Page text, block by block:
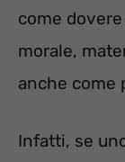
come
morale,
anche come
Infatti, se